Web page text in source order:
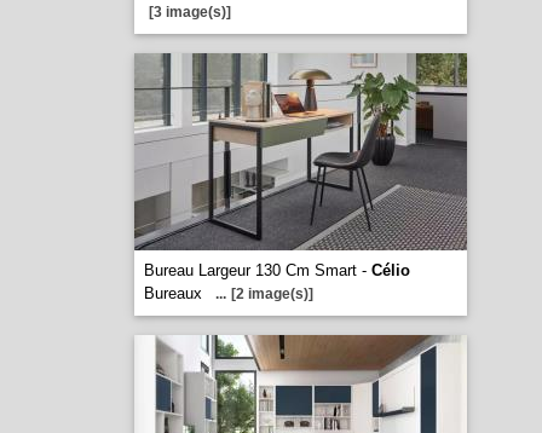
[3 image(s)]
Bureau Largeur 130 Cm Smart - Célio
Bureaux
... [2 image(s)]